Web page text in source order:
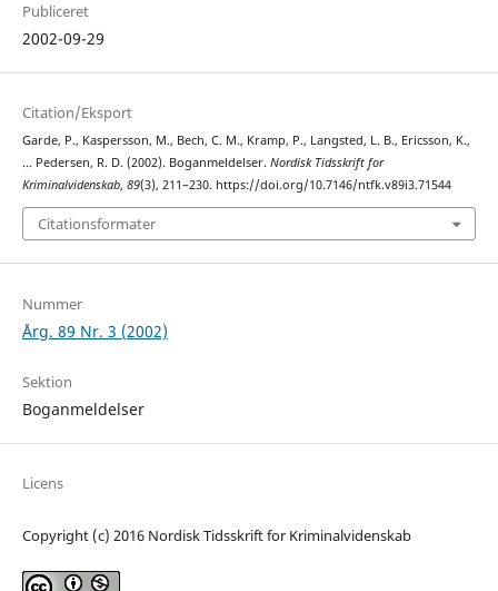
Publiceret
2002-09-29
Citation/Eksport
Garde, P., Kaspersson, M., Bech, C. M., Kramp, P., Langsted, L. B., Ericsson, K.,
… Pedersen, R. D. (2002). Boganmeldelser. Nordisk Tidsskrift for
Kriminalvidenskab, 89(3), 211–230. https://doi.org/10.7146/ntfk.v89i3.71544
Citationsformater
Nummer
Årg. 89 Nr. 3 (2002)
Sektion
Boganmeldelser
Licens
Copyright (c) 2016 Nordisk Tidsskrift for Kriminalvidenskab